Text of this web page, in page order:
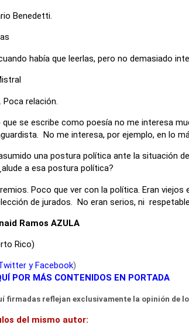
Benedetti.
había que leerlas, pero no demasiado
relación.
que se escribe como poesía no me interesa
No me interesa, por ejemplo, en lo
una postura política ante la situación
a esa postura política?
Poco que ver con la política. Eran
de jurados. No eran serios, ni
Ramos AZULA
Rico)
yFacebook)
POR MÁS CONTENIDOS EN PORTADA
firmadas reflejan exclusivamente la opinión de
del mismo autor: